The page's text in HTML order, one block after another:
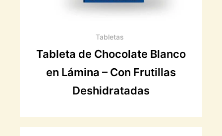
Tabletas
Tableta de Chocolate Blanco
en Lámina – Con Frutillas
Deshidratadas